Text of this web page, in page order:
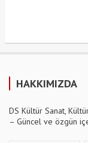
HAKKIMIZDA
DS Kültür Sanat,
– Güncel ve özgün